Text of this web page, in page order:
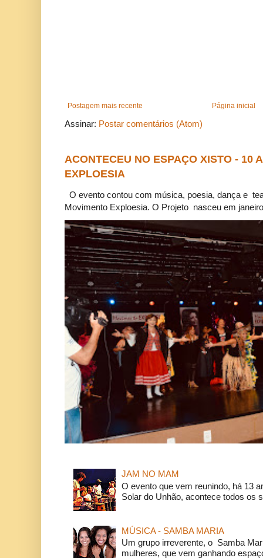
Postagem mais recente Página inicial
Assinar: Postar comentários (Atom)
ACONTECEU NO ESPAÇO XISTO - 10
EXPLOESIA
O evento contou com música, poesia, dança e
Movimento Exploesia. O Projeto nasceu em
JAM NO MAM
O evento que vem reunindo, há 13
Solar do Unhão, acontece todos os
MÚSICA - SAMBA MARIA
Um grupo irreverente, o Samba
mulheres, que vem ganhando